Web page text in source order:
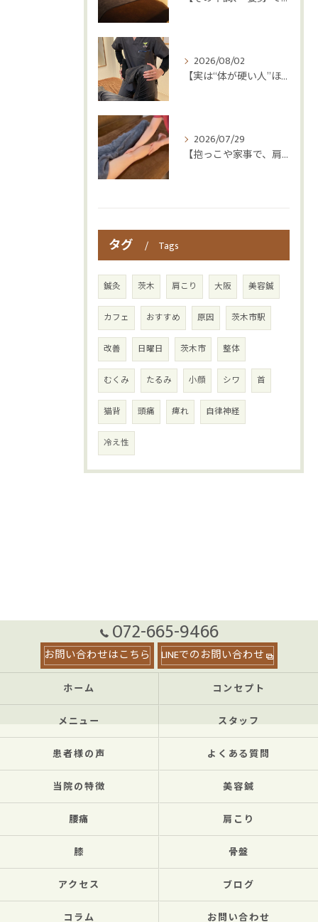
2026/08/02
【実は“体が硬い人”ほど疲れやすい😳】
2026/07/29
【抱っこや家事で、肩・腰つらくなっていませんか？👶💦】
タグ Tags
鍼灸 茨木 肩こり 大阪 美容鍼
カフェ おすすめ 原因 茨木市駅
改善 日曜日 茨木市 整体
むくみ たるみ 小顔 シワ 首
猫背 頭痛 痺れ 自律神経
冷え性
072-665-9466
お問い合わせはこちら LINEでのお問い合わせ
ホーム コンセプト
メニュー スタッフ
患者様の声 よくある質問
当院の特徴 美容鍼
腰痛 肩こり
膝 骨盤
アクセス ブログ
コラム お問い合わせ